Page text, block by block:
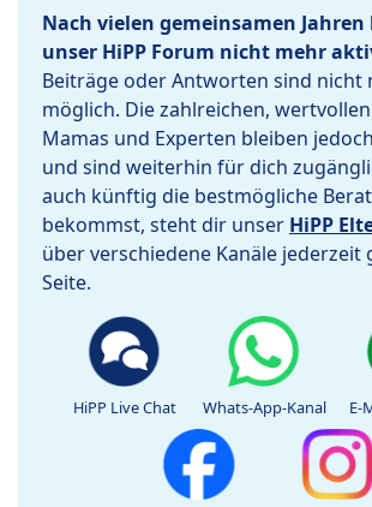
Nach vielen gemeinsamen
unser HiPP Forum nicht mehr
Beiträge oder Antworten sind nicht
möglich. Die zahlreichen,
Mamas und Experten bleiben
und sind weiterhin für dich
auch künftig die bestmögliche
bekommst, steht dir unser HiPP
über verschiedene Kanäle jederzeit
Seite.
HiPP Live Chat Whats-App-Kanal E-